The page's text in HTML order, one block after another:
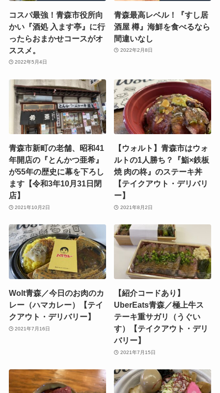
コスパ最強！青森市役所向
かい『酒処 入ます亭』に行
ったらおまかせコースがオ
ススメ。
2022年5月4日
青森最高レベル！『すし居
酒屋 樽』海鮮を食べるなら
間違いなし
2022年2月8日
青森市新町の老舗、昭和41
年開店の『とんかつ亜希』
が55年の歴史に幕を下ろし
ます【令和3年10月31日閉
店】
2021年10月2日
【ウォルト】青森市はウォ
ルトの1人勝ち？『鮨×鉄板
焼 肉の柊』のステーキ丼
【テイクアウト・デリバリ
ー】
2021年8月2日
Wolt青森／今日のお肉のカ
レー（ハマカレー）【テイ
クアウト・デリバリー】
2021年7月16日
【紹介コードあり】
UberEats青森／極上牛ス
テーキ重サガリ（うぐい
す）【テイクアウト・デリ
バリー】
2021年7月15日